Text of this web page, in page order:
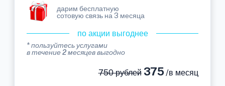
дарим бесплатную
сотовую связь на 3 месяца
по акции выгоднее
* пользуйтесь услугами
в течение 2 месяцев выгодно
750 рублей375 /в месяц